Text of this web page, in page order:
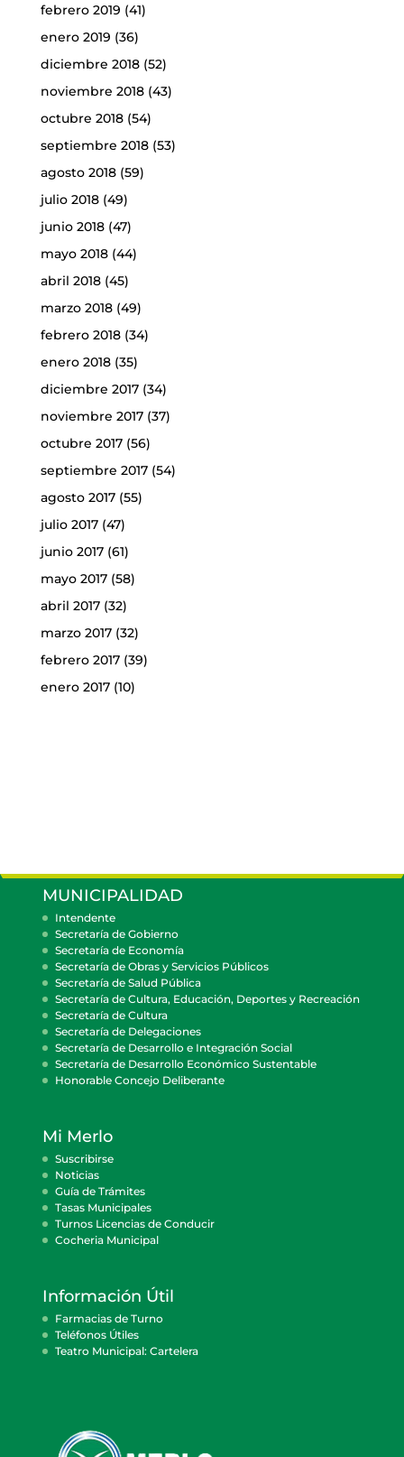
febrero 2019 (41)
enero 2019 (36)
diciembre 2018(52)
noviembre 2018(43)
octubre 2018(54)
septiembre 2018(53)
agosto 2018(59)
julio 2018(49)
junio 2018(47)
mayo 2018(44)
abril 2018(45)
marzo 2018(49)
febrero 2018(34)
enero 2018(35)
diciembre 2017(34)
noviembre 2017(37)
octubre 2017(56)
septiembre 2017(54)
agosto 2017(55)
julio 2017(47)
junio 2017(61)
mayo 2017(58)
abril 2017(32)
marzo 2017(32)
febrero 2017(39)
enero 2017(10)
MUNICIPALIDAD
Intendente
Secretaría de Gobierno
Secretaría de Economía
Secretaría de Obras y Servicios Públicos
Secretaría de Salud Pública
Secretaría de Cultura, Educación, Deportes y Recreación
Secretaría de Cultura
Secretaría de Delegaciones
Secretaría de Desarrollo e Integración Social
Secretaría de Desarrollo Económico Sustentable
Honorable Concejo Deliberante
Mi Merlo
Suscribirse
Noticias
Guía de Trámites
Tasas Municipales
Turnos Licencias de Conducir
Cocheria Municipal
Información Útil
Farmacias de Turno
Teléfonos Útiles
Teatro Municipal: Cartelera